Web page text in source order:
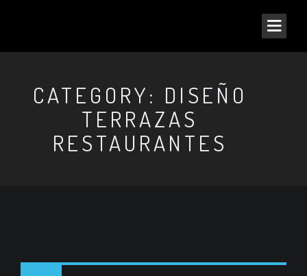
CATEGORY: DISEÑO
TERRAZAS
RESTAURANTES